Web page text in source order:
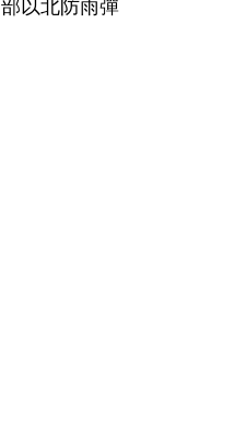
部以北防雨彈